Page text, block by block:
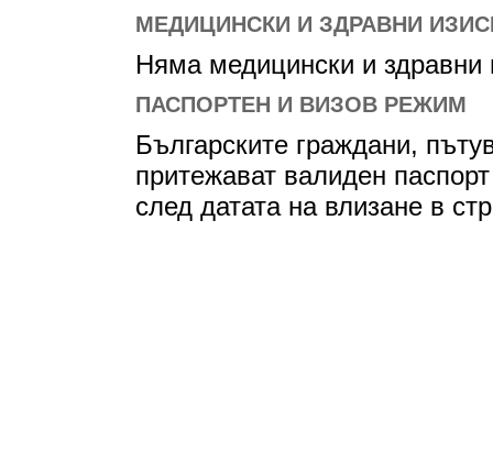
МЕДИЦИНСКИ И ЗДРАВНИ
Няма медицински и здравни
ПАСПОРТЕН И ВИЗОВ РЕЖИМ
Българските граждани,
притежават валиден
след датата на влизане в